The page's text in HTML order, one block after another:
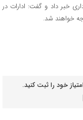
خبر داد و گفت: ادارات در
خواهند شد.
خود را ثبت کنید.